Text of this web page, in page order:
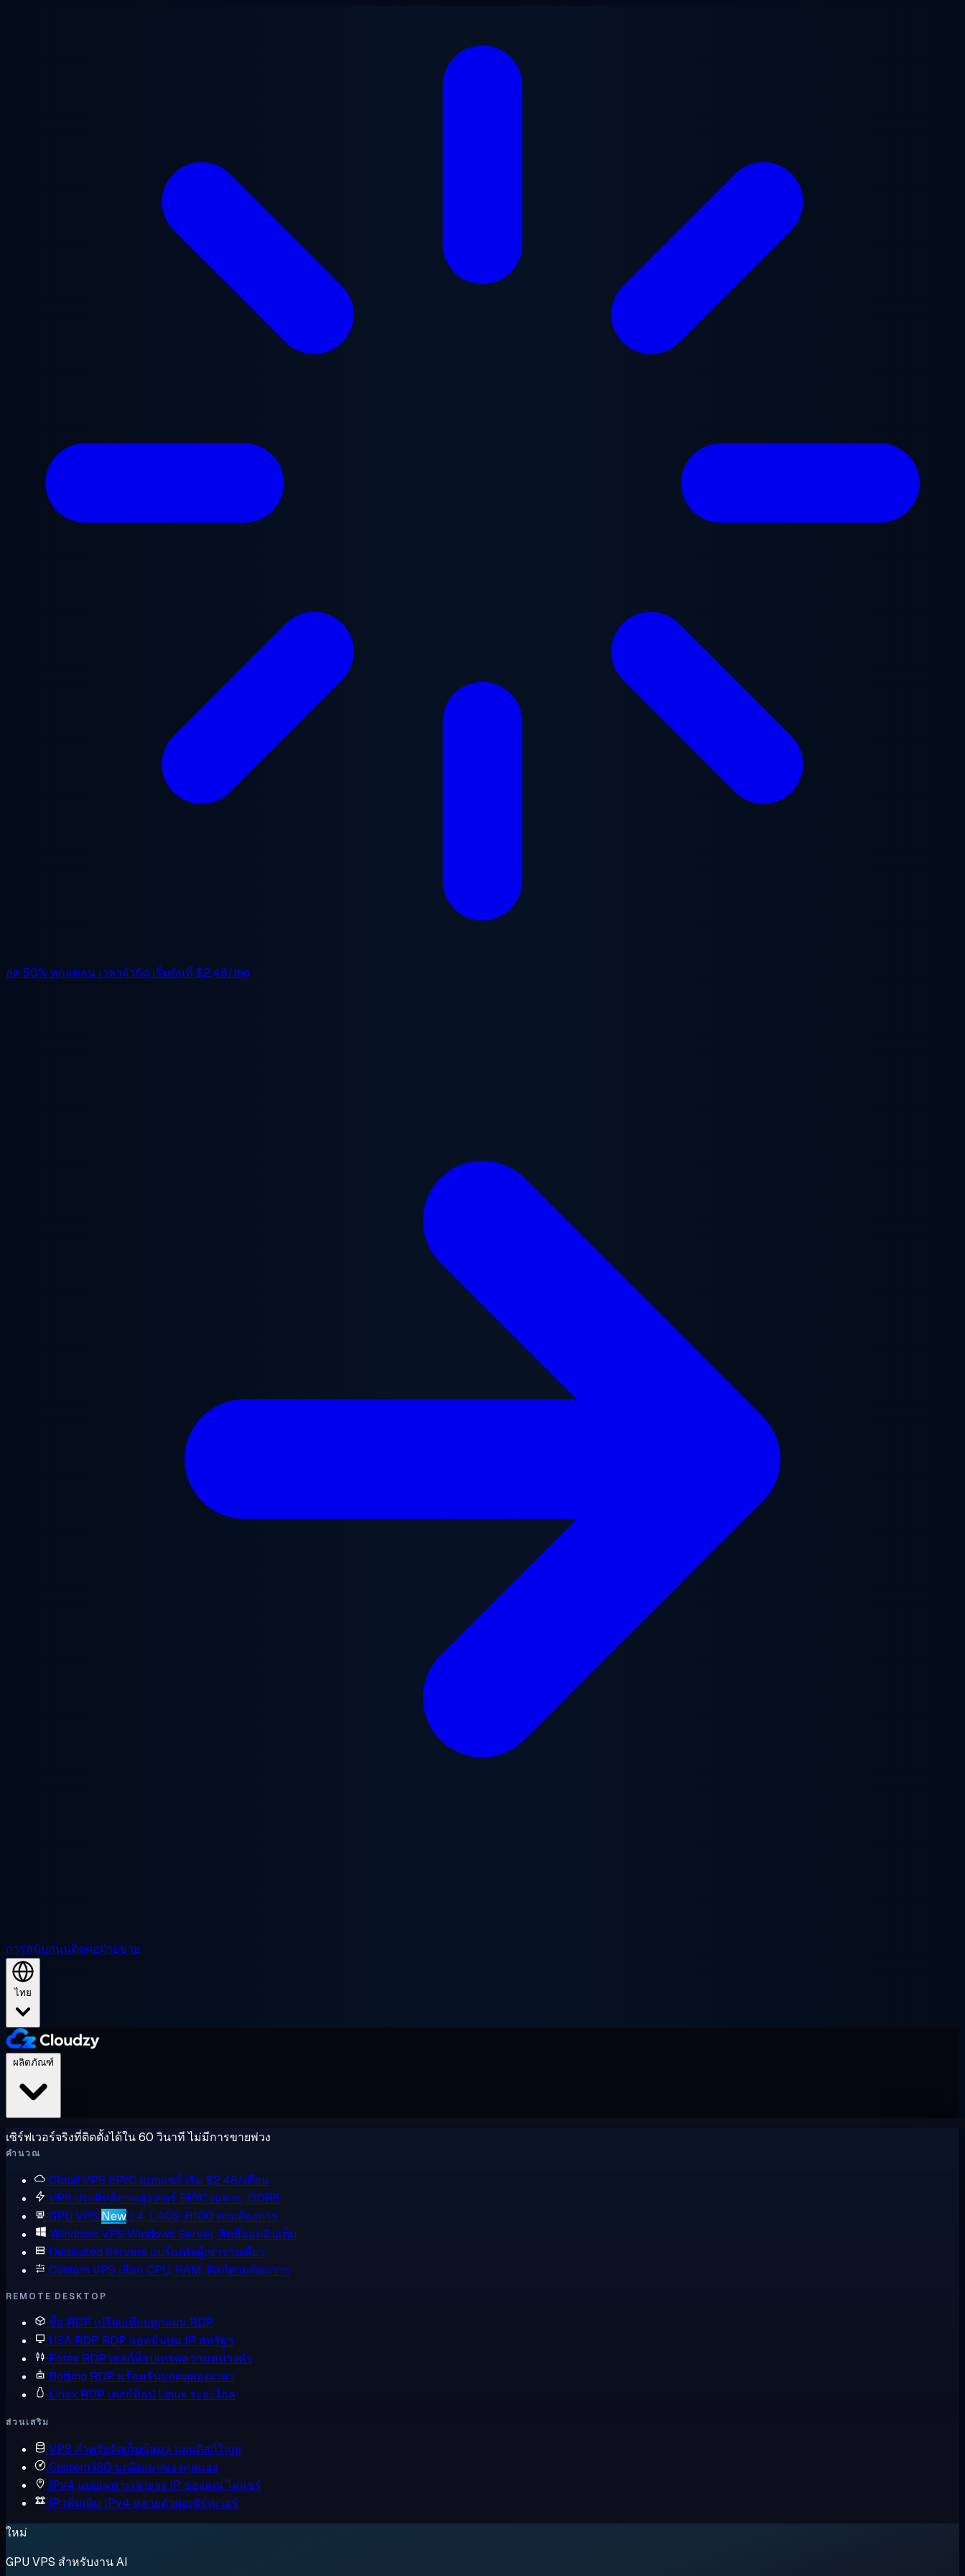
ลด 50% ทุกแพลน เวลาจำกัด เริ่มต้นที่ $2.48/mo
การสนับสนุนติดต่อฝ่ายขาย
ไทย
เซิร์ฟเวอร์จริงที่ติดตั้งได้ใน 60 วินาที ไม่มีการขายพ่วง
คำนวณ
Cloud VPS EPYC แบบแชร์ เริ่ม $2.48/เดือน
VPS ประสิทธิภาพสูง คอร์ EPYC เฉพาะ, DDR5
GPU VPS New L4, L40S, H100 ตามต้องการ
Windows VPS Windows Server, สิทธิ์แอดมินเต็ม
Dedicated Servers แบร์เมทัลผู้เช่ารายเดียว
Custom VPS เลือก CPU, RAM, ดิสก์ตามต้องการ
REMOTE DESKTOP
ซื้อ RDP เปรียบเทียบทุกแผน RDP
USA RDP RDP แอดมินบน IP สหรัฐฯ
Forex RDP เดสก์ท็อปเทรดความหน่วงต่ำ
Botting RDP พร้อมรันบอตตลอดเวลา
Linux RDP เดสก์ท็อป Linux ระยะไกล
ส่วนเสริม
VPS สำหรับจัดเก็บข้อมูล แผนดิสก์ใหญ่
Custom ISO บูตอิมเมจของคุณเอง
IPv4 แบบเฉพาะเจาะจง IP ของคุณ ไม่แชร์
IP เพิ่มเติม IPv4 หลายตัวต่อเซิร์ฟเวอร์
ใหม่
GPU VPS สำหรับงาน AI